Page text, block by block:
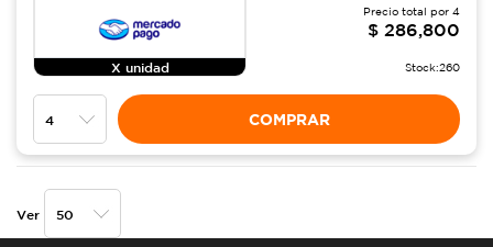
X unidad
Precio total por 4
$ 286,800
Stock:260
COMPRAR
Ver